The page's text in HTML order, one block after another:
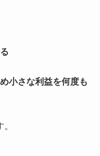
小さな利益を何度も